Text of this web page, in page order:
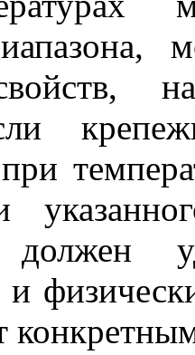
,
,
при
должен
и